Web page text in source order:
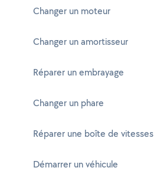
Changer un moteur
Changer un amortisseur
Réparer un embrayage
Changer un phare
Réparer une boîte de vitesses
Démarrer un véhicule